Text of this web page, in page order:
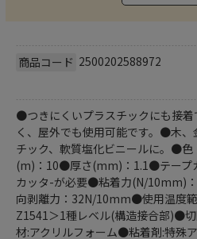
商品コード 2500202588972
●つきにくいプラスチックにも接
く、屋外でも使用可能です。●木
チック、軟質塩化ビニールに。●
(m)：10●厚さ(mm)：1.1●テープ
カッタ-が必要●粘着力(N/10mm)
向剥離力：32N/10mm●使用温度
Z1541＞1種レベル(構造接合部)●
材:アクリルフォーム●粘着剤:特殊